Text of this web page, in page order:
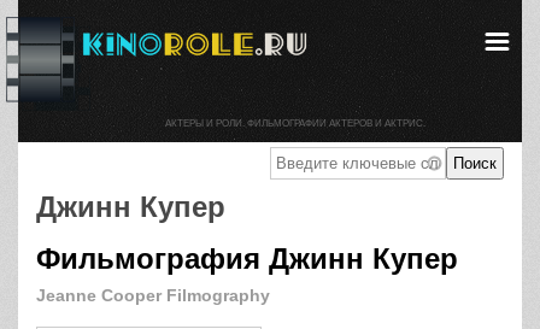
Джинн Купер
Фильмография Джинн Купер
Jeanne Cooper Filmography
АКТЕРЫ И РОЛИ. ФИЛЬМОГРАФИИ АКТЕРОВ И АКТРИС.